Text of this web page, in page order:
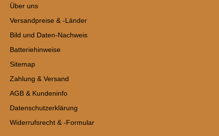
Über uns
Versandpreise & -Länder
Bild und Daten-Nachweis
Batteriehinweise
Sitemap
Zahlung & Versand
AGB & Kundeninfo
Datenschutzerklärung
Widerrufsrecht & -Formular